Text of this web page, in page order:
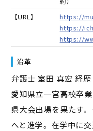
【URL】
https://
https://
https://
沿革
弁護士 室田 真宏 経歴
愛知県立一宮高校卒
県大会出場を果たす
へと進学。在学中に